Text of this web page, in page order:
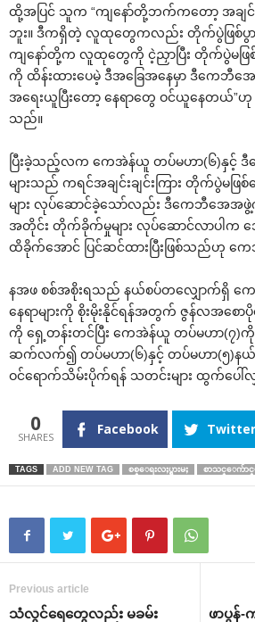
ထို့အပြင် သူက “ကျ‌နော်တို့ဘက်က‌တော့ အချင်း
ဘူး။ ဒီကရှိတဲ့ လူထု‌တွေကလည်း တိုက်ပွဲဖြစ်ပွာ
ကျ‌နော်တို့က လူထု‌တွေကို ငဲ့ညှာပြီး တိုက်ပွဲမဖြ
ကို ထိန်းထား‌ပေမဲ့ ဒီအ‌ခြေအ‌နေမှာ ဒီ‌ကေဘီ‌
အ‌ရေးယူပြီး‌တော့ ‌နေရာ‌တွေ ဝင်ယူ‌နေတယ်”
သည်။
ပြီးခဲ့သည့်လက ‌ကေအဲန်ယူ တပ်မဟာ(၆)နှင့်
များသည် ကရင်အချင်းချင်းကြား တိုက်ပွဲမဖြစ်‌
များ လုပ်‌ဆောင်ခဲ့‌သော်လည်း ဒီ‌ကေဘီ‌အေအ
အတိုင်း တိုက်ခိုက်မှုများ လုပ်‌ဆောင်လာပါက ‌ဒ
ထိခိုက်‌အောင် ပြင်ဆင်ထားပြီးဖြစ်သည်ဟု
နအဖ စစ်အစိုးရသည် နယ်စပ်တ‌လျှောက်ရှိ ‌ကေ
နေရာများကို စိုးမိုးနိုင်ရန်အတွက် ဇွန်လအ‌စေ
ကို ‌ရှေ့တန်းတင်ပြီး ‌ကေအဲန်ယူ တပ်မဟာ(၇)
ဆက်လက်၍ တပ်မဟာ(၆)နှင့် တပ်မဟာ(၅)နယ်‌မ
ဝင်‌ရောက်သိမ်းပိုက်ရန် သတင်းများ ထွက်‌ပေ
0 Facebook Twitter
TAGS ADD NEW TAG စစ္ေရးလႈပ္ရွားမႈ စာသင္ေက်ာ
Previous article
သံလွင်‌ရေ‌တွေလည်း မခမ်း
ဖာပွန်-